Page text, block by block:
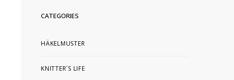
CATEGORIES
HÄKELMUSTER
KNITTER´S LIFE